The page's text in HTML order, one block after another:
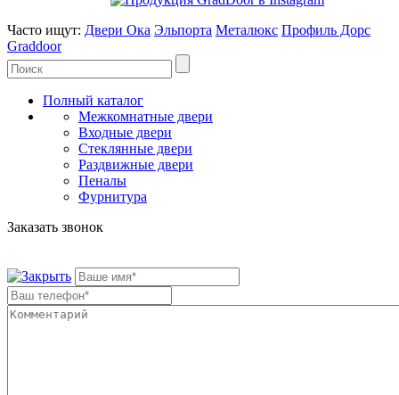
Часто ищут: Двери Ока Эльпорта Металюкс Профиль Дорс
Graddoor
Полный каталог
Межкомнатные двери
Входные двери
Стеклянные двери
Раздвижные двери
Пеналы
Фурнитура
Заказать звонок